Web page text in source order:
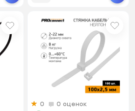
0
0 оценок